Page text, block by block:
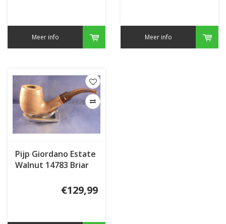
Meer info Meer info
Pijp Giordano Estate
Walnut 14783 Briar
€129,99